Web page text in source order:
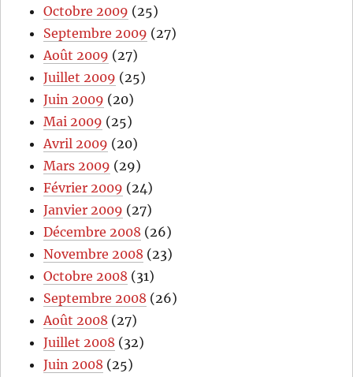
Octobre 2009 (25)
Septembre 2009 (27)
Août 2009 (27)
Juillet 2009 (25)
Juin 2009 (20)
Mai 2009 (25)
Avril 2009 (20)
Mars 2009 (29)
Février 2009 (24)
Janvier 2009 (27)
Décembre 2008 (26)
Novembre 2008 (23)
Octobre 2008 (31)
Septembre 2008 (26)
Août 2008 (27)
Juillet 2008 (32)
Juin 2008 (25)